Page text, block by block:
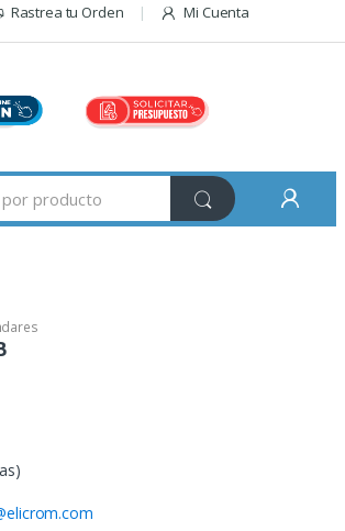
Rastrea tu Orden Mi Cuenta